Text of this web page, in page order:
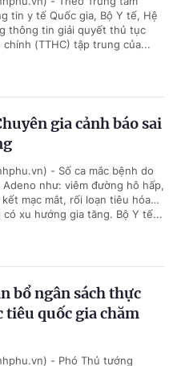
tin y tế Quốc gia, Bộ Y tế, Hệ
thông tin giải quyết thủ tục
chính (TTHC) tập trung của...
gia cảnh báo sai
- Số ca mắc bệnh do
Adeno như: viêm đường hô hấp,
kết mạc mắt, rối loạn tiêu hóa…
có xu hướng gia tăng. Bộ Y tế...
bổ ngân sách thực
quốc gia chăm
- Phó Thủ tướng